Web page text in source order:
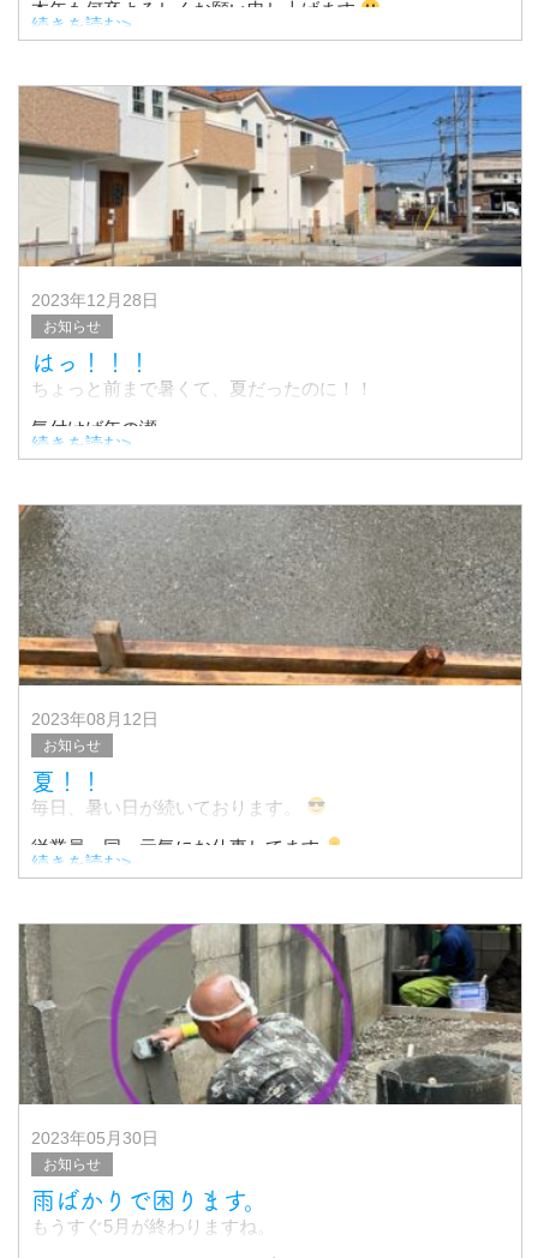
本年も何卒よろしくお願い申し上げます
さて、あっという間に一月も半ばですが、
従業員一同、元気にお仕事しております
新しい
続きを読む>
2023年12月28日
お知らせ
はっ！！！
ちょっと前まで暑くて、夏だったのに！！
気付けば年の瀬。。。
クリスマス頃から毎日土間を打っています
天気も味方して、晴れ
続きを読む>
2023年08月12日
お知らせ
夏！！
毎日、暑い日が続いております。
従業員一同、元気にお仕事してます
こんなに暑いと
頑張って動きすぎると熱中症になります
&nb
続きを読む>
2023年05月30日
お知らせ
雨ばかりで困ります。
もうすぐ5月が終わりますね。